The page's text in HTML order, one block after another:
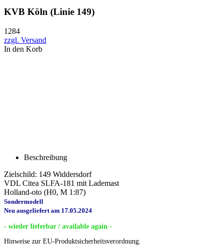
KVB Köln (Linie 149)
1284
zzgl. Versand
In den Korb
Beschreibung
Zielschild: 149 Widdersdorf
VDL Citea SLFA-181 mit Lademast
Holland-oto (H0, M 1:87)
Sondermodell
Neu ausgeliefert am 17.05.2024
- wieder lieferbar / available again -
Hinweise zur EU-Produktsicherheitsverordnung.